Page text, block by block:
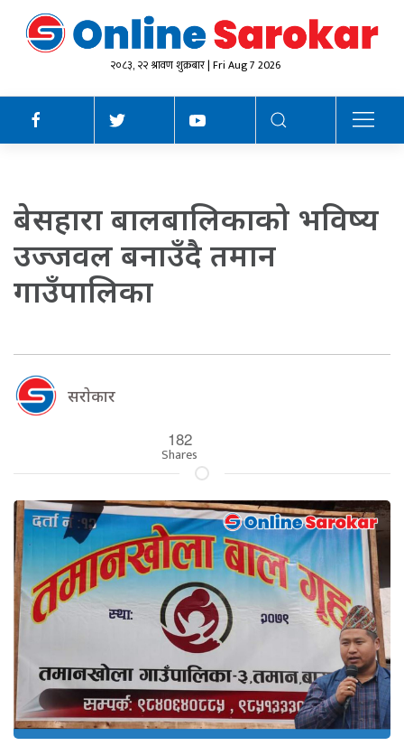
२०८३, २२ श्रावण शुक्रबार | Fri Aug 7 2026
बेसहारा बालबालिकाको भविष्य
उज्जवल बनाउँदै तमान
गाउँपालिका
सराेकार
182
Shares